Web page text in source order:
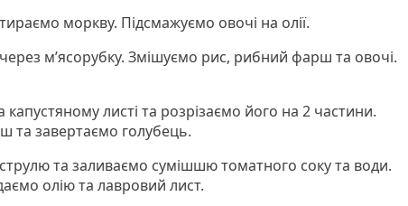
моркву. Підсмажуємо овочі на олії.
м’ясорубку. Змішуємо рис, рибний фарш та овочі.
листі та розрізаємо його на 2 частини.
та завертаємо голубець.
та заливаємо сумішшю томатного соку та води.
олію та лавровий лист.